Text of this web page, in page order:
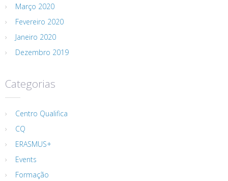
Março 2020
Fevereiro 2020
Janeiro 2020
Dezembro 2019
Categorias
Centro Qualifica
CQ
ERASMUS+
Events
Formação